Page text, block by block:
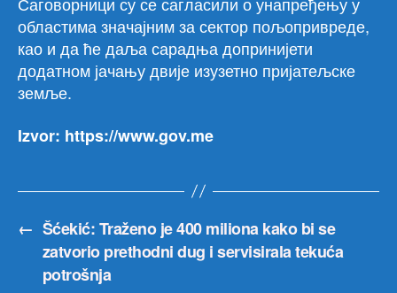
областима значајним за сектор пољопривреде,
као и да ће даља сарадња допринијети
додатном јачању двије изузетно пријатељске
земље.
Izvor: https://www.gov.me
← Šćekić: Traženo je 400 miliona kako bi se
zatvorio prethodni dug i servisirala tekuća
potrošnja